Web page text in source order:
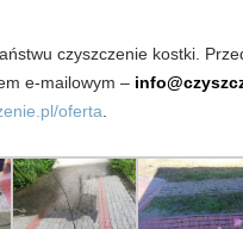
czyszczenie kostki.
e-mailowym –
oferta